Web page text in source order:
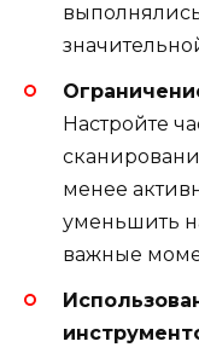
Настройте
менее
уменьшить
важные